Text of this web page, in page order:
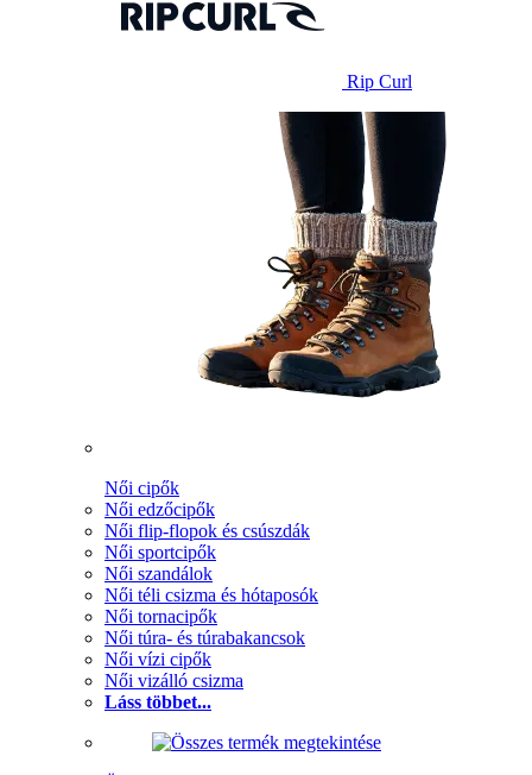
Rip Curl
Női cipők
Női edzőcipők
Női flip-flopok és csúszdák
Női sportcipők
Női szandálok
Női téli csizma és hótaposók
Női tornacipők
Női túra- és túrabakancsok
Női vízi cipők
Női vizálló csizma
Láss többet...